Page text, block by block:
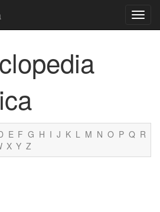
E F G H I J K L M N O P Q R
X Y Z